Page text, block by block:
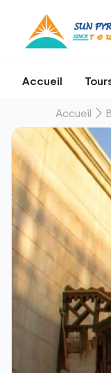
Accueil
Accueil